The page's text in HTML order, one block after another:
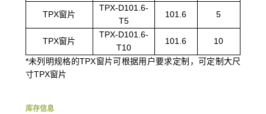
TPX窗片
TPX-D101.6-
T5
101.6 5
TPX窗片
TPX-D101.6-
T10
101.6 10
*未列明规格的TPX窗片可根据用户要求定制，可定制大尺
寸TPX窗片
库存信息